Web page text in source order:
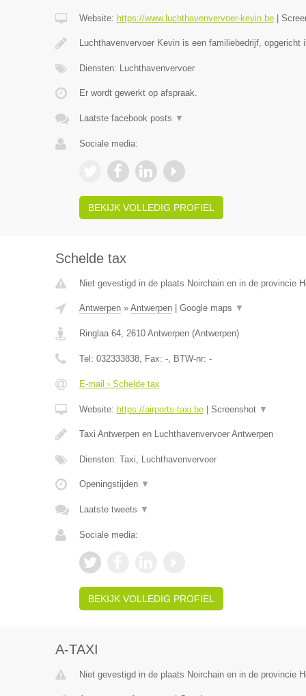
Website: https://www.luchthavenvervoer-kevin.be|
Luchthavenvervoer Kevin is een familiebedrijf, opgericht
Diensten: Luchthavenvervoer
Er wordt gewerkt op afspraak.
Laatste facebook posts ▼
Sociale media:
BEKIJK VOLLEDIG PROFIEL
Schelde tax
Niet gevestigd in de plaats Noirchain en in de provincie
Antwerpen» Antwerpen| Google maps ▼
Ringlaa 64, 2610 Antwerpen(Antwerpen)
Tel: 032333838, Fax: -, BTW-nr: -
E-mail › Schelde tax
Website: https://airports-taxi.be| Screenshot ▼
Taxi Antwerpen en Luchthavenvervoer Antwerpen
Diensten: Taxi, Luchthavenvervoer
Openingstijden ▼
Laatste tweets ▼
Sociale media:
BEKIJK VOLLEDIG PROFIEL
A-TAXI
Niet gevestigd in de plaats Noirchain en in de provincie